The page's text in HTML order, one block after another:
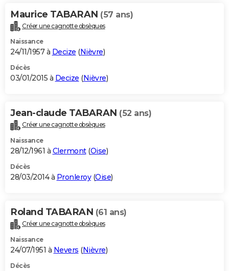
Maurice TABARAN (57 ans)
Créer une cagnotte obsèques
Naissance
24/11/1957 à Decize (Nièvre)
Décès
03/01/2015 à Decize (Nièvre)
Jean-claude TABARAN (52 ans)
Créer une cagnotte obsèques
Naissance
28/12/1961 à Clermont(Oise)
Décès
28/03/2014 à Pronleroy(Oise)
Roland TABARAN (61 ans)
Créer une cagnotte obsèques
Naissance
24/07/1951 à Nevers (Nièvre)
Décès